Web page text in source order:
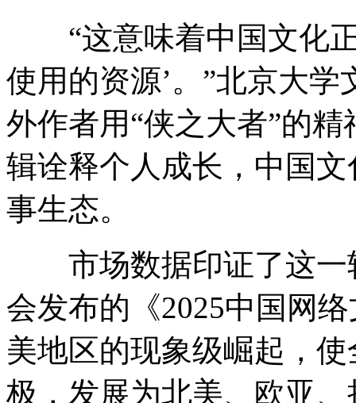
“这意味着中国文化正
使用的资源’。”北京大
外作者用“侠之大者”的
辑诠释个人成长，中国
事生态。
市场数据印证了这一
会发布的《2025中国网
美地区的现象级崛起，
极，发展为北美、欧亚